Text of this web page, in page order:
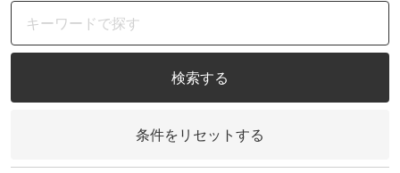
検索する
条件をリセットする